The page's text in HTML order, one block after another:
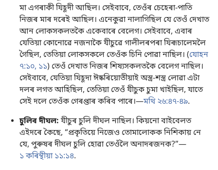
মা এগৰাকী যিহূদী আছিল। সেইবাবে, তেওঁৰ চেহেৰা-পাতি
নিজৰ মাৰ দৰেই আছিল। এনেকুৱা নালাগিছিল যে তেওঁ দেখাত
আন লোকসকলতকৈ একেবাৰে বেলেগ। সেইবাবে, এবাৰ
যেতিয়া কোনোৱে নজনাকৈ যীচুৱে গালীলৰপৰা যিৰূচালেমলৈ
গৈছিল, তেতিয়া লোকসকলে তেওঁক চিনি পোৱা নাছিল। (যোহন
৭:১০, ১১) তেওঁ দেখাত নিজৰ শিষ্যসকলতকৈ বেলেগ নাছিল।
সেইবাবে, যেতিয়া যিহূদা ঈষ্কৰিয়োতীয়াই অস্ত্ৰ-শস্ত্ৰ লোৱা এটা
দলৰ লগত আহিছিল, তেতিয়া তেওঁ যীচুক চুমা খাইছিল, যাতে
সেই দলে তেওঁক গেৰপ্তাৰ কৰিব পাৰে।—মথি ২৬:৪৭-৪৯.
চুলিৰ দীঘল:যীচুৰ চুলি দীঘল নাছিল। কিয়নো বাইবেলত
এইদৰে কৈছে, “প্ৰকৃতিয়ে নিজেও তোমালোকক নিশিকায় নে
যে, পুৰুষৰ দীঘল চুলি হোৱা তেওঁলৈ অনাদৰজনক?”—
১ কৰিন্থীয়া ১১:১৪.